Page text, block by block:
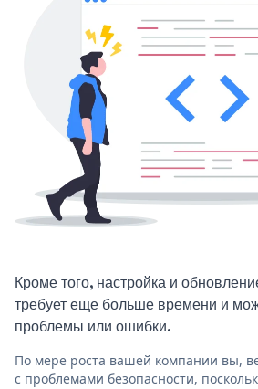
Кроме того, настройка и
требует еще больше времени и
проблемы или ошибки.
По мере роста вашей компании вы,
с проблемами безопасности,